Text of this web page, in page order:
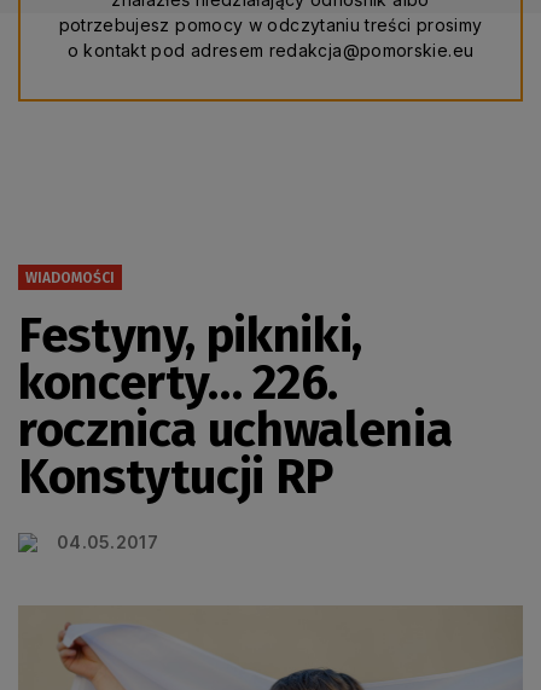
potrzebujesz pomocy w odczytaniu treści prosimy
o kontakt pod adresem redakcja@pomorskie.eu
WIADOMOŚCI
Festyny, pikniki,
koncerty… 226.
rocznica uchwalenia
Konstytucji RP
04.05.2017